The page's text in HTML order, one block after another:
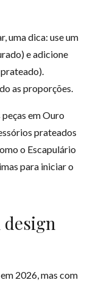
uma dica: use um
e adicione
as proporções.
peças em Ouro
prateados
o Escapulário
para iniciar o
design
2026, mas com